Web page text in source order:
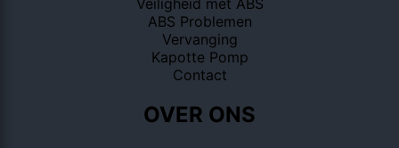
ABS Problemen
Vervanging
Kapotte Pomp
Contact
OVER ONS